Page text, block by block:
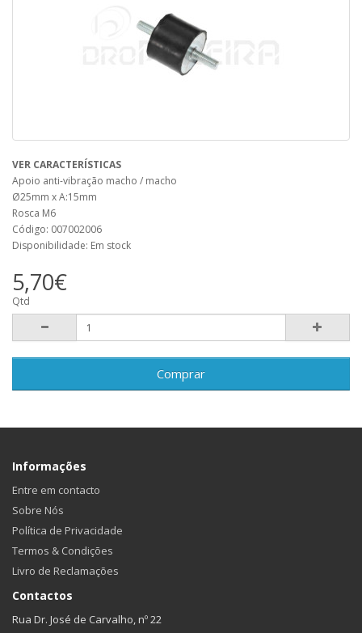
VER CARACTERÍSTICAS
Apoio anti-vibração macho / macho
Ø25mm x A:15mm
Rosca M6
Código: 007002006
Disponibilidade: Em stock
5,70€
Qtd
Comprar
Informações
Entre em contacto
Sobre Nós
Política de Privacidade
Termos & Condições
Livro de Reclamações
Contactos
Rua Dr. José de Carvalho, nº 22